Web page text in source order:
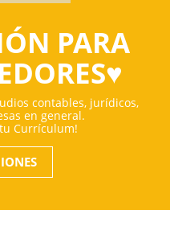
PARA
contables, jurídicos,
en general.
Currículum!